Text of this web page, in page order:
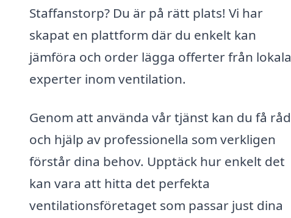
Staffanstorp? Du är på rätt plats! Vi har
skapat en plattform där du enkelt kan
jämföra och order lägga offerter från lokala
experter inom ventilation.
Genom att använda vår tjänst kan du få råd
och hjälp av professionella som verkligen
förstår dina behov. Upptäck hur enkelt det
kan vara att hitta det perfekta
ventilationsföretaget som passar just dina